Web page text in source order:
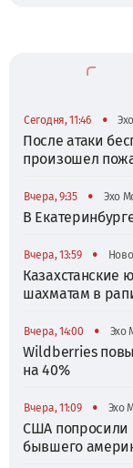
Сегодня, 11:46 •
После атаки
произошел
Вчера, 9:35 • Эхо
В
Вчера, 13:59 •
шахматам в
Вчера, 14:00 • Эхо
Wildberries
на 40%
Вчера, 11:09 • Эхо
США попросили
бывшего